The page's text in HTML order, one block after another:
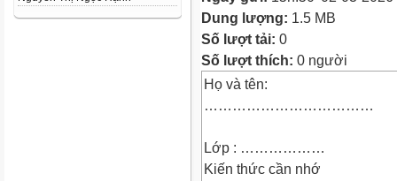
Dung lượng: 1.5 MB
Số lượt tải: 0
Số lượt thích: 0 người
Họ và tên:
………………………………
Lớp : ………………
Kiến thức cần nhớ